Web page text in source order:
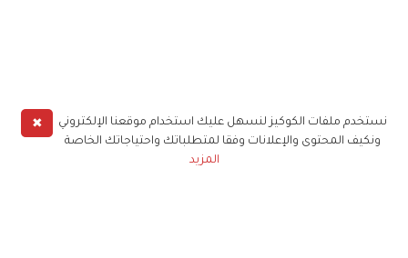
✖
نستخدم ملفات الكوكيز لنسهل عليك استخدام موقعنا الإلكتروني
ونكيف المحتوى والإعلانات وفقا لمتطلباتك واحتياجاتك الخاصة
المزيد